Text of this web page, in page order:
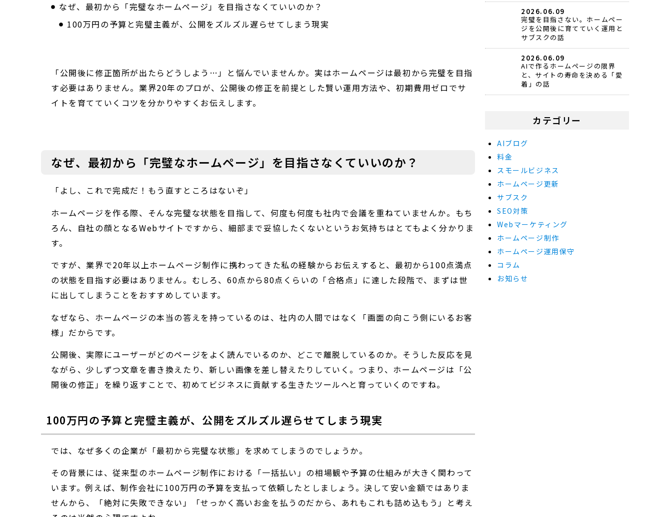
なぜ、最初から「完璧なホームページ」を目指さなくていいのか？
100万円の予算と完璧主義が、公開をズルズル遅らせてしまう現実
「公開後に修正箇所が出たらどうしよう…」と悩んでいませんか。実はホームページは最初から完璧を目指
す必要はありません。業界20年のプロが、公開後の修正を前提とした賢い運用方法や、初期費用ゼロでサ
イトを育てていくコツを分かりやすくお伝えします。
なぜ、最初から「完璧なホームページ」を目指さなくていいのか？
「よし、これで完成だ！もう直すところはないぞ」
ホームページを作る際、そんな完璧な状態を目指して、何度も何度も社内で会議を重ねていませんか。もち
ろん、自社の顔となるWebサイトですから、細部まで妥協したくないというお気持ちはとてもよく分かりま
す。
ですが、業界で20年以上ホームページ制作に携わってきた私の経験からお伝えすると、最初から100点満点
の状態を目指す必要はありません。むしろ、60点から80点くらいの「合格点」に達した段階で、まずは世
に出してしまうことをおすすめしています。
なぜなら、ホームページの本当の答えを持っているのは、社内の人間ではなく「画面の向こう側にいるお客
様」だからです。
公開後、実際にユーザーがどのページをよく読んでいるのか、どこで離脱しているのか。そうした反応を見
ながら、少しずつ文章を書き換えたり、新しい画像を差し替えたりしていく。つまり、ホームページは「公
開後の修正」を繰り返すことで、初めてビジネスに貢献する生きたツールへと育っていくのですね。
100万円の予算と完璧主義が、公開をズルズル遅らせてしまう現実
では、なぜ多くの企業が「最初から完璧な状態」を求めてしまうのでしょうか。
その背景には、従来型のホームページ制作における「一括払い」の相場観や予算の仕組みが大きく関わって
います。例えば、制作会社に100万円の予算を支払って依頼したとしましょう。決して安い金額ではありま
せんから、「絶対に失敗できない」「せっかく高いお金を払うのだから、あれもこれも詰め込もう」と考え
2026.06.09
完璧を目指さない。ホームペー
ジを公開後に育てていく運用と
サブスクの話
2026.06.09
AIで作るホームページの限界
と、サイトの寿命を決める「愛
着」の話
カテゴリー
AIブログ
料金
スモールビジネス
ホームページ更新
サブスク
SEO対策
Webマーケティング
ホームページ制作
ホームページ運用保守
コラム
お知らせ